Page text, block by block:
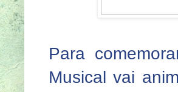
Para
Musical vai